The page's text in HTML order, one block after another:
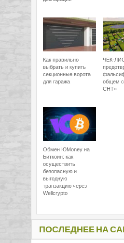
Как правильно
выбрать и купить
секционные ворота
для гаража
ЧЕК-
общем
СНТ»
Обмен ЮMoney на
Биткоин: как
осуществить
безопасную и
выгодную
транзакцию через
Wellcrypto
ПОСЛЕДНЕЕ НА